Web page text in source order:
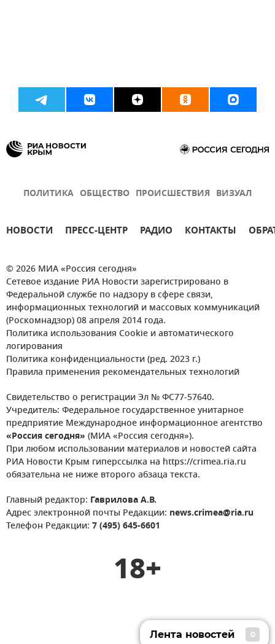
ПОЛИТИКА ОБЩЕСТВО ПРОИСШЕСТВИЯ ВИЗУАЛ
НОВОСТИ ПРЕСС-ЦЕНТР РАДИО КОНТАКТЫ
© 2026 МИА «Россия сегодня»
Сетевое издание РИА Новости зарегистрировано в
Федеральной службе по надзору в сфере связи,
информационных технологий и массовых коммуникаций
(Роскомнадзор) 08 апреля 2014 года.
Политика использования Cookie и автоматического
логирования
Политика конфиденциальности (ред. 2023 г.)
Правила применения рекомендательных технологий
Свидетельство о регистрации Эл № ФС77-57640.
Учредитель: Федеральное государственное унитарное
предприятие Международное информационное агентство
«Россия сегодня» (МИА «Россия сегодня»).
При любом использовании материалов и новостей сайта
РИА Новости Крым гиперссылка на https://crimea.ria.ru
обязательна не ниже второго абзаца текста.
Главный редактор: Гаврилова А.В.
Адрес электронной почты Редакции: news.crimea@ria.ru
Телефон Редакции: 7 (495) 645-6601
18+
Лента новостей 0